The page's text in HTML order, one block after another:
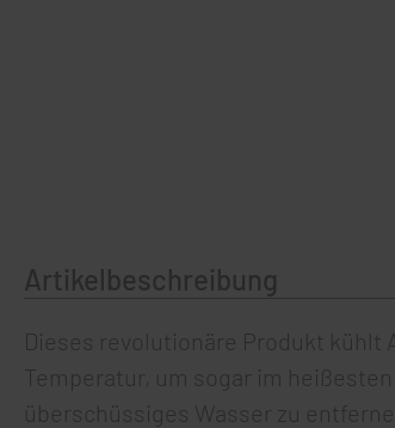
Artikelbeschreibung
Dieses revolutionäre Produkt kühlt
Temperatur, um sogar im
überschüssiges Wasser zu